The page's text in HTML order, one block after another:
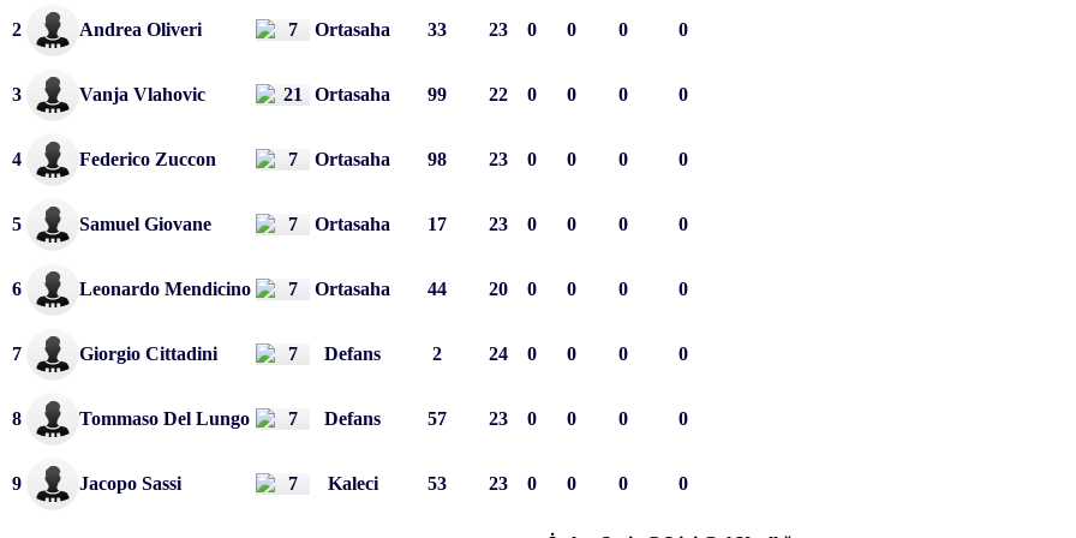
2 Andrea Oliveri Ortasaha 33 23 0 0 0 0
3 Vanja Vlahovic Ortasaha 99 22 0 0 0 0
4 Federico Zuccon Ortasaha 98 23 0 0 0 0
5 Samuel Giovane Ortasaha 17 23 0 0 0 0
6 Leonardo Mendicino Ortasaha 44 20 0 0 0 0
7 Giorgio Cittadini Defans 2 24 0 0 0 0
8 Tommaso Del Lungo Defans 57 23 0 0 0 0
9 Jacopo Sassi Kaleci 53 23 0 0 0 0